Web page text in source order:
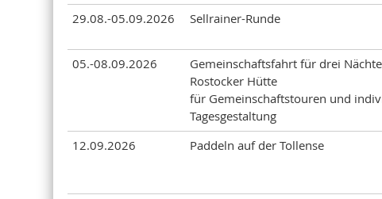
29.08.-05.09.2026
Sellrainer-Runde
05.-08.09.2026
Gemeinschaftsfahrt für drei
Rostocker Hütte
für Gemeinschaftstouren und
Tagesgestaltung
12.09.2026 Paddeln auf der Tollense